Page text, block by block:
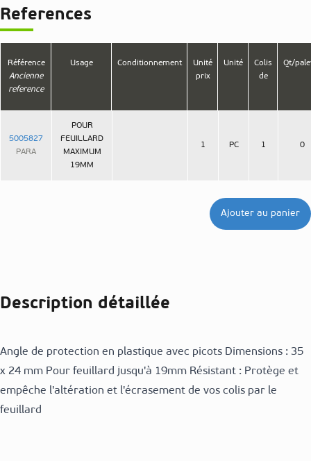
References
Référence
Ancienne
reference
Usage Conditionnement
Unité
prix
Unité
Colis
de
Qt/
5005827
PARA
POUR
FEUILLARD
MAXIMUM
19MM
1 PC 1 0
Ajouter au panier
Description détaillée
Angle de protection en plastique avec picots Dimensions : 35
x 24 mm Pour feuillard jusqu'à 19mm Résistant : Protège et
empêche l'altération et l'écrasement de vos colis par le
feuillard